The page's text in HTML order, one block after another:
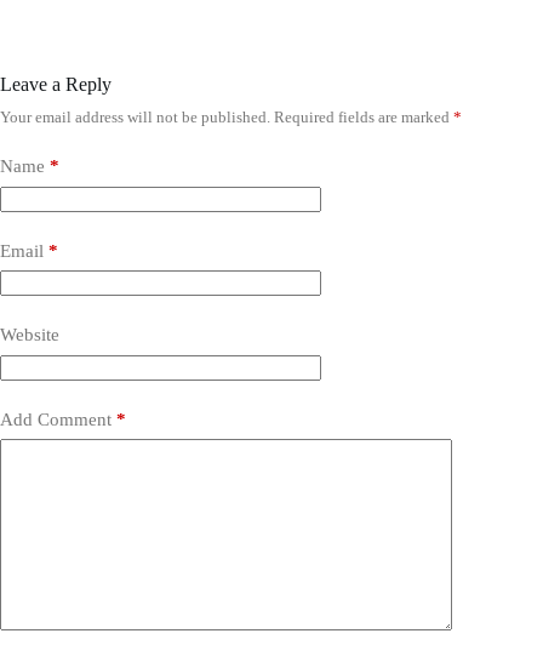
Leave a Reply
Your email address will not be published. Required fields are marked *
Name *
Email *
Website
Add Comment *